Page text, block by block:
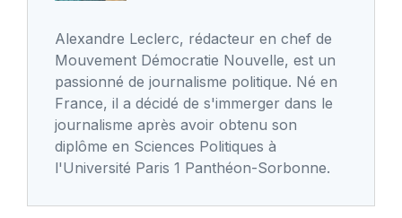
Alexandre Leclerc, rédacteur en chef de
Mouvement Démocratie Nouvelle, est un
passionné de journalisme politique. Né en
France, il a décidé de s'immerger dans le
journalisme après avoir obtenu son
diplôme en Sciences Politiques à
l'Université Paris 1 Panthéon-Sorbonne.